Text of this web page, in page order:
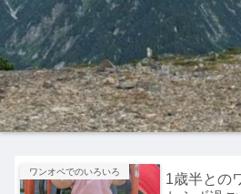
ワンオペでのいろいろ
1歳半との